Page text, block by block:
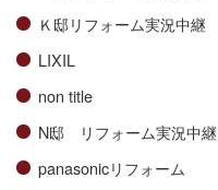
Ｋ邸リフォーム実況中継
LIXIL
non title
N邸 リフォーム実況中継
panasonicリフォーム